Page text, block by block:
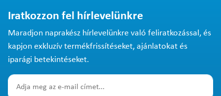
Iratkozzon fel hírlevelünkre
Maradjon naprakész hírlevelünkre való feliratkozással, és
kapjon exkluzív termékfrissítéseket, ajánlatokat és
iparági betekintéseket.